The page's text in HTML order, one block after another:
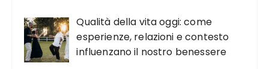
Qualità della vita oggi: come
esperienze, relazioni e contesto
influenzano il nostro benessere